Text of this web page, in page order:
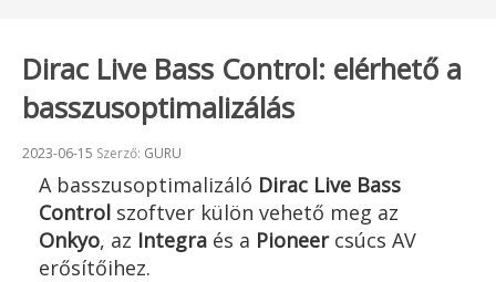
Dirac Live Bass Control: elérhető a
basszusoptimalizálás
Beküldve:
2023-06-15 Szerző: GURU
A basszusoptimalizáló Dirac Live Bass
Control szoftver külön vehető meg az
Onkyo, az Integra és a Pioneercsúcs AV
erősítőihez.